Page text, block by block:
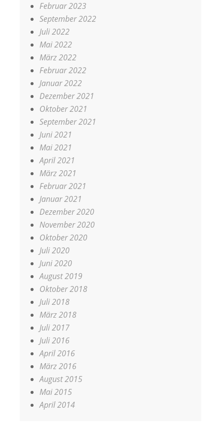
Februar 2023
September 2022
Juli 2022
Mai 2022
März 2022
Februar 2022
Januar 2022
Dezember 2021
Oktober 2021
September 2021
Juni 2021
Mai 2021
April 2021
März 2021
Februar 2021
Januar 2021
Dezember 2020
November 2020
Oktober 2020
Juli 2020
Juni 2020
August 2019
Oktober 2018
Juli 2018
März 2018
Juli 2017
Juli 2016
April 2016
März 2016
August 2015
Mai 2015
April 2014